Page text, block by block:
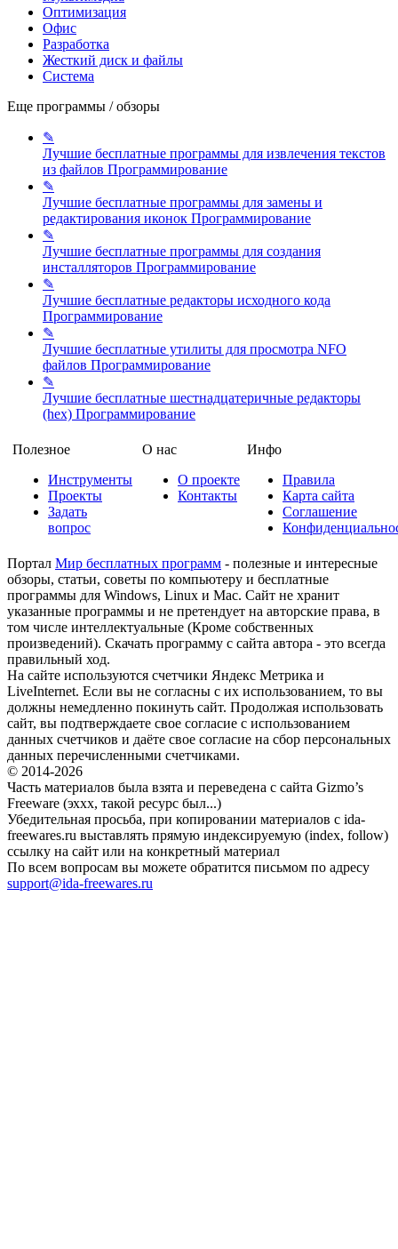
Оптимизация
Офис
Разработка
Жесткий диск и файлы
Система
Еще программы / обзоры
✎
Лучшие бесплатные программы для извлечения текстов
из файлов Программирование
✎
Лучшие бесплатные программы для замены и
редактирования иконок Программирование
✎
Лучшие бесплатные программы для создания
инсталляторов Программирование
✎
Лучшие бесплатные редакторы исходного кода
Программирование
✎
Лучшие бесплатные утилиты для просмотра NFO
файлов Программирование
✎
Лучшие бесплатные шестнадцатеричные редакторы
(hex) Программирование
Полезное
Инструменты
Проекты
Задать
вопрос
О нас
О проекте
Контакты
Инфо
Правила
Карта сайта
Соглашение
Портал Мир бесплатных программ - полезные и интересные
обзоры, статьи, советы по компьютеру и бесплатные
программы для Windows, Linux и Mac. Сайт не хранит
указанные программы и не претендует на авторские права, в
том числе интеллектуальные (Кроме собственных
произведений). Скачать программу с сайта автора - это всегда
правильный ход.
На сайте используются счетчики Яндекс Метрика и
LiveInternet. Если вы не согласны с их использованием, то вы
должны немедленно покинуть сайт. Продолжая использовать
сайт, вы подтверждаете свое согласие с использованием
данных счетчиков и даёте свое согласие на сбор персональных
данных перечисленными счетчиками.
© 2014-2026
Часть материалов была взята и переведена с сайта Gizmo’s
Freeware (эххх, такой ресурс был...)
Убедительная просьба, при копировании материалов с ida-
freewares.ru выставлять прямую индексируемую (index, follow)
ссылку на сайт или на конкретный материал
По всем вопросам вы можете обратится письмом по адресу
support@ida-freewares.ru